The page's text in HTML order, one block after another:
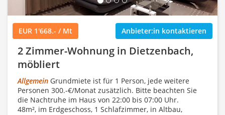
EUR 1'668.- / Mt Anbieter:in kontaktieren
2 Zimmer-Wohnung in Dietzenbach,
möbliert
Allgemein Grundmiete ist für 1 Person, jede weitere
Personen 300.-€/Monat zusätzlich. Bitte beachten Sie
die Nachtruhe im Haus von 22:00 bis 07:00 Uhr.
48m², im Erdgeschoss, 1 Schlafzimmer, in Altbau,